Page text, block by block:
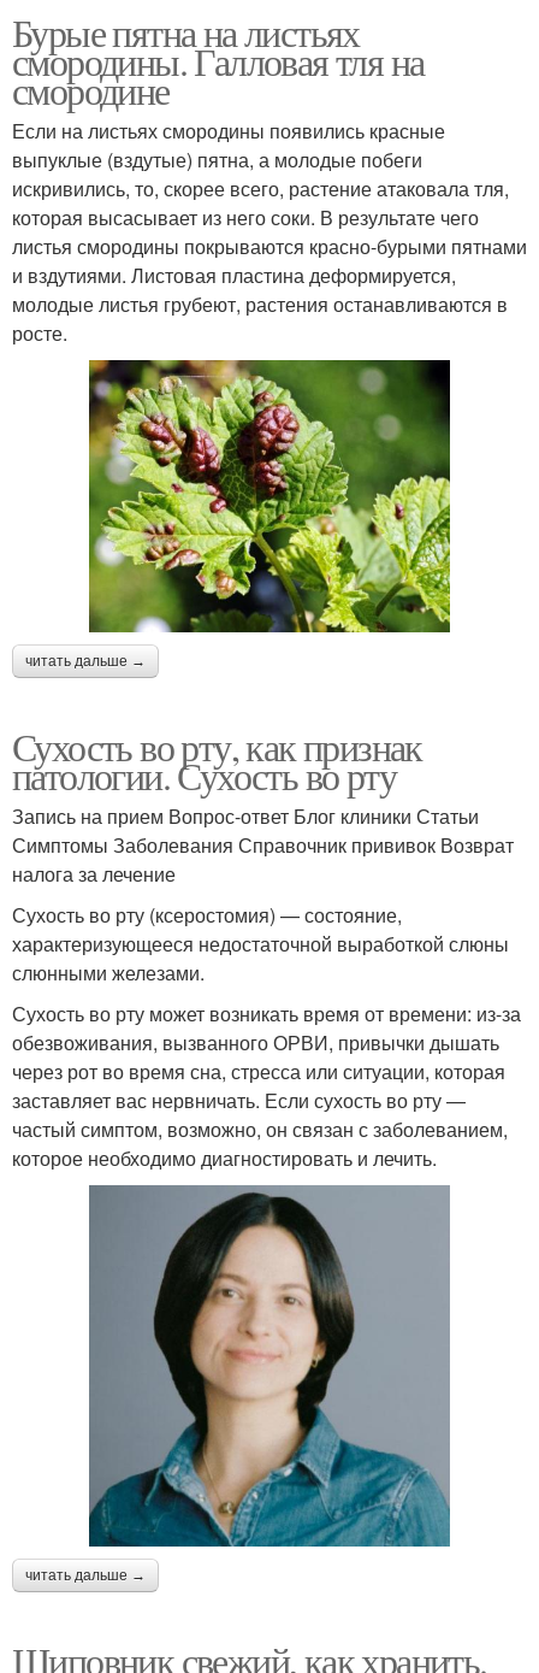
Бурые пятна на листьях
смородины. Галловая тля на
смородине
Если на листьях смородины появились красные
выпуклые (вздутые) пятна, а молодые побеги
искривились, то, скорее всего, растение атаковала тля,
которая высасывает из него соки. В результате чего
листья смородины покрываются красно-бурыми пятнами
и вздутиями. Листовая пластина деформируется,
молодые листья грубеют, растения останавливаются в
росте.
читать дальше →
Сухость во рту, как признак
патологии. Сухость во рту
Запись на прием Вопрос-ответ Блог клиники Статьи
Симптомы Заболевания Справочник прививок Возврат
налога за лечение
Сухость во рту (ксеростомия) — состояние,
характеризующееся недостаточной выработкой слюны
слюнными железами.
Сухость во рту может возникать время от времени: из-за
обезвоживания, вызванного ОРВИ, привычки дышать
через рот во время сна, стресса или ситуации, которая
заставляет вас нервничать. Если сухость во рту —
частый симптом, возможно, он связан с заболеванием,
которое необходимо диагностировать и лечить.
читать дальше →
Шиповник свежий, как хранить.